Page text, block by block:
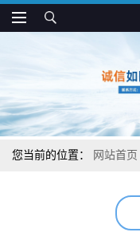
您当前的位置： 网站首页